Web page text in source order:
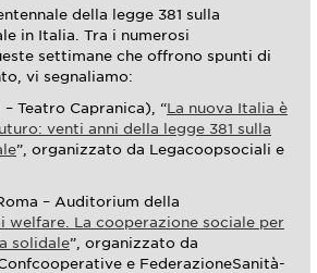
della legge 381 sulla
in Italia. Tra i numerosi
settimane che offrono spunti di
vi segnaliamo:
Teatro Capranica), “La nuova Italia è
venti anni della legge 381 sulla
”, organizzato da Legacoopsociali e
– Auditorium della
welfare. La cooperazione sociale per
solidale”, organizzato da
e FederazioneSanità-